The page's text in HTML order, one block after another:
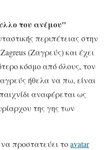
του ανέμου"
περιπέτειας στην
(Ζαγρεύς) και έχει
κόσμο από όλους, τον
ήθελα να πω, είναι
αναφέρεται ως
της γης των
προστατεύει τοavatar